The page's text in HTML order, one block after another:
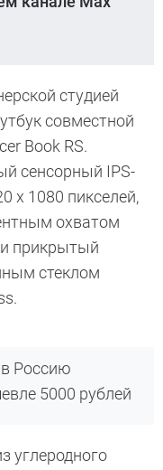
студией
совместной
Book RS.
сенсорный IPS-
х 1080 пикселей,
охватом
и прикрытый
стеклом
Россию
5000 рублей
углеродного